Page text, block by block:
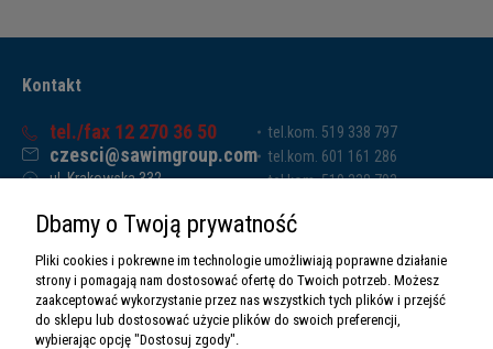
Kontakt
tel./fax 12 270 36 50
czesci@sawimgroup.com
ul. Krakowska 332,
Sawim Group Mariusz Zdyb sp. k.
NIP: 5130284470
REGON: 5246591010
tel.kom. 519 338 797
tel.kom. 601 161 286
tel.kom. 519 338 793
Dbamy o Twoją prywatność
Pliki cookies i pokrewne im technologie umożliwiają poprawne działanie
strony i pomagają nam dostosować ofertę do Twoich potrzeb. Możesz
zaakceptować wykorzystanie przez nas wszystkich tych plików i przejść
do sklepu lub dostosować użycie plików do swoich preferencji,
wybierając opcję "Dostosuj zgody".